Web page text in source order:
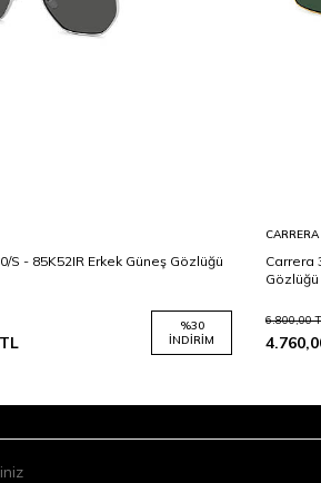
S - 85K52IR Erkek Güneş Gözlüğü
TL
%30
İNDIRIM
CARRERA
Carrera
Gözlüğü
6.800,00